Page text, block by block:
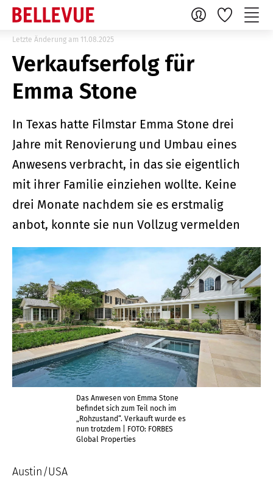
Letzte Änderung am 11.08.2025
Verkaufserfolg für
Emma Stone
In Texas hatte Filmstar Emma Stone drei
Jahre mit Renovierung und Umbau eines
Anwesens verbracht, in das sie eigentlich
mit ihrer Familie einziehen wollte. Keine
drei Monate nachdem sie es erstmalig
anbot, konnte sie nun Vollzug vermelden
Das Anwesen von Emma Stone
befindet sich zum Teil noch im
„Rohzustand“. Verkauft wurde es
nun trotzdem | FOTO: FORBES
Global Properties
Austin/USA